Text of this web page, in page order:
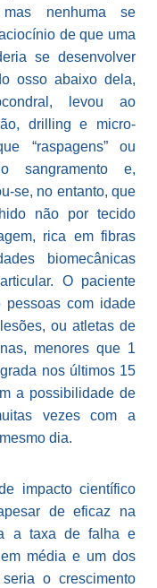
mas nenhuma se
de que uma
se desenvolver
osso abaixo dela,
levou ao
drilling e micro-
“raspagens” ou
sangramento e,
se, no entanto, que
não por tecido
rica em fibras
biomecânicas
O paciente
pessoas com idade
ou atletas de
menores que 1
nos últimos 15
a possibilidade de
vezes com a
dia.
impacto científico
de eficaz na
a taxa de falha e
média e um dos
o crescimento